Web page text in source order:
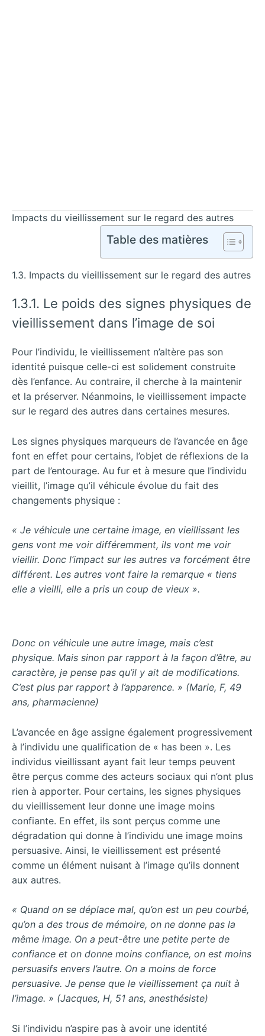
Impacts du vieillissement sur le regard des autres
Table des matières
1.3. Impacts du vieillissement sur le regard des autres
1.3.1. Le poids des signes physiques de
vieillissement dans l’image de soi
Pour l’individu, le vieillissement n’altère pas son
identité puisque celle-ci est solidement construite
dès l’enfance. Au contraire, il cherche à la maintenir
et la préserver. Néanmoins, le vieillissement impacte
sur le regard des autres dans certaines mesures.
Les signes physiques marqueurs de l’avancée en âge
font en effet pour certains, l’objet de réflexions de la
part de l’entourage. Au fur et à mesure que l’individu
vieillit, l’image qu’il véhicule évolue du fait des
changements physique :
« Je véhicule une certaine image, en vieillissant les
gens vont me voir différemment, ils vont me voir
vieillir. Donc l’impact sur les autres va forcément être
différent. Les autres vont faire la remarque « tiens
elle a vieilli, elle a pris un coup de vieux ».
Donc on véhicule une autre image, mais c’est
physique. Mais sinon par rapport à la façon d’être, au
caractère, je pense pas qu’il y ait de modifications.
C’est plus par rapport à l’apparence. » (Marie, F, 49
ans, pharmacienne)
L’avancée en âge assigne également progressivement
à l’individu une qualification de « has been ». Les
individus vieillissant ayant fait leur temps peuvent
être perçus comme des acteurs sociaux qui n’ont plus
rien à apporter. Pour certains, les signes physiques
du vieillissement leur donne une image moins
confiante. En effet, ils sont perçus comme une
dégradation qui donne à l’individu une image moins
persuasive. Ainsi, le vieillissement est présenté
comme un élément nuisant à l’image qu’ils donnent
aux autres.
« Quand on se déplace mal, qu’on est un peu courbé,
qu’on a des trous de mémoire, on ne donne pas la
même image. On a peut-être une petite perte de
confiance et on donne moins confiance, on est moins
persuasifs envers l’autre. On a moins de force
persuasive. Je pense que le vieillissement ça nuit à
l’image. » (Jacques, H, 51 ans, anesthésiste)
Si l’individu n’aspire pas à avoir une identité